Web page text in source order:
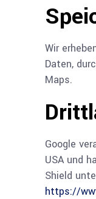
Wir
Daten,
Maps.
Google
USA und
Shield
https://